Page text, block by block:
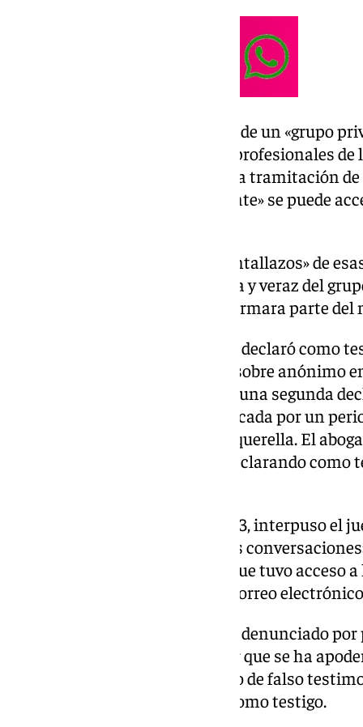
Incide el letrado en que se trata de un «grupo
teléfono personal con algunos profesionales
«información relevante» sobre la tramitación
Juana Rivas, y al que «únicamente» se puede
Sin embargo, el juez «aportó pantallazos» de
así como «información concreta y veraz del
salvo a través de alguien» que formara parte del
En la primera ocasión en la que declaró como
supuestamente que recibió un sobre anónimo
estas capturas de pantalla y en una segunda
esta información le fue comunicada por un
revelar», según se expone en la querella. El
estaba declarando como
Después de esto, en julio de 2023, interpuso el
Rivas «aludiendo a esas mismas
tercera vez» por la forma en la que tuvo
manifestó «que las recibió por correo
El abogado de Juana Rivas le ha denunciado
contra la intimidad, al entender que se ha
sin su consentimiento; y de otro de falso
a la verdad» en su declaración como testigo.